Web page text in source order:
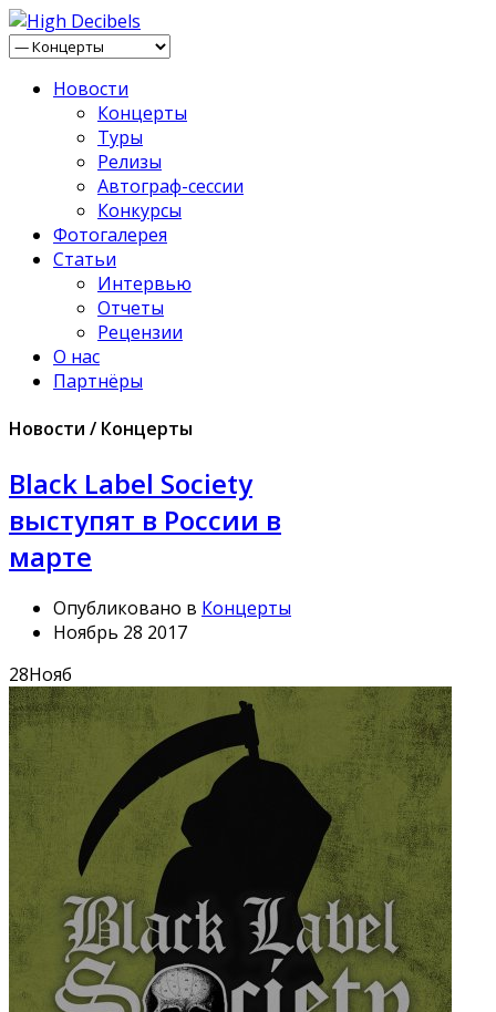
Новости
Концерты
Туры
Релизы
Автограф-сессии
Конкурсы
Фотогалерея
Статьи
Интервью
Отчеты
Рецензии
О нас
Партнёры
Новости / Концерты
Black Label Society
выступят в России в
марте
Опубликовано в Концерты
Ноябрь 28 2017
28Нояб